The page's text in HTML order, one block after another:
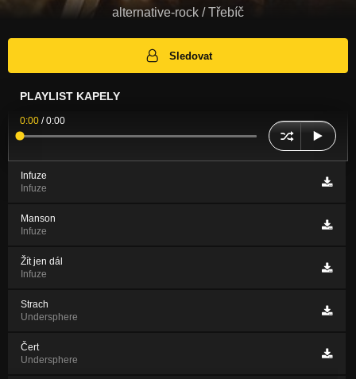
alternative-rock / Třebíč
Sledovat
PLAYLIST KAPELY
0:00 /0:00
Infuze
Infuze
Manson
Infuze
Žít jen dál
Infuze
Strach
Undersphere
Čert
Undersphere